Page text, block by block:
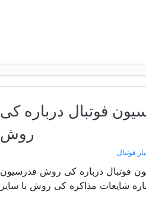
فوتبال درباره کی
روش
فوتبال
فوتبال درباره کی روش فدرسیون
شایعات مذاکره کی روش با سایر